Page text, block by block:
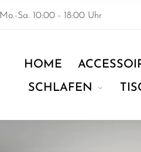
Mo.-Sa. 10:00 - 18:00 Uhr
HOME
SCHLAFEN